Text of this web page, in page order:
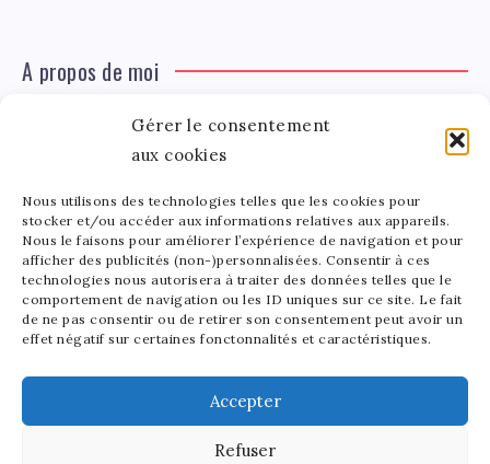
Gérer le consentement
aux cookies
Nous utilisons des technologies telles que les cookies pour
stocker et/ou accéder aux informations relatives aux appareils.
Nous le faisons pour améliorer l’expérience de navigation et pour
afficher des publicités (non-)personnalisées. Consentir à ces
technologies nous autorisera à traiter des données telles que le
comportement de navigation ou les ID uniques sur ce site. Le fait
de ne pas consentir ou de retirer son consentement peut avoir un
effet négatif sur certaines fonctonnalités et caractéristiques.
Accepter
Refuser
A propos de moi
Tinger
Léa Tinger
Fondatrice
Fondatrice de FortunedeStar.com, je fusionne ma
passion pour les cultures et l'économie des célébrités.
Entre la gestion de mon site et la poterie, je trouve le
bonheur dans l'équilibre de mes activités. Mère d'un
bout de chou de 5 ans, je partage avec lui l'amour de
l'art sous toutes ses formes.